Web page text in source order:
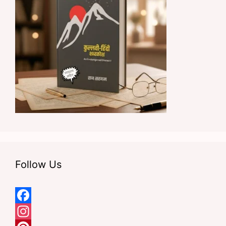
Follow Us
F